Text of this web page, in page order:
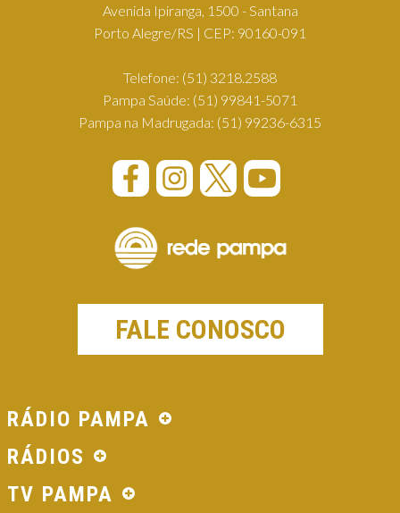
Avenida Ipiranga, 1500 - Santana
Porto Alegre/RS | CEP: 90160-091
Telefone: (51) 3218.2588
Pampa Saúde: (51) 99841-5071
Pampa na Madrugada: (51) 99236-6315
FALE CONOSCO
RÁDIO PAMPA
RÁDIOS
TV PAMPA